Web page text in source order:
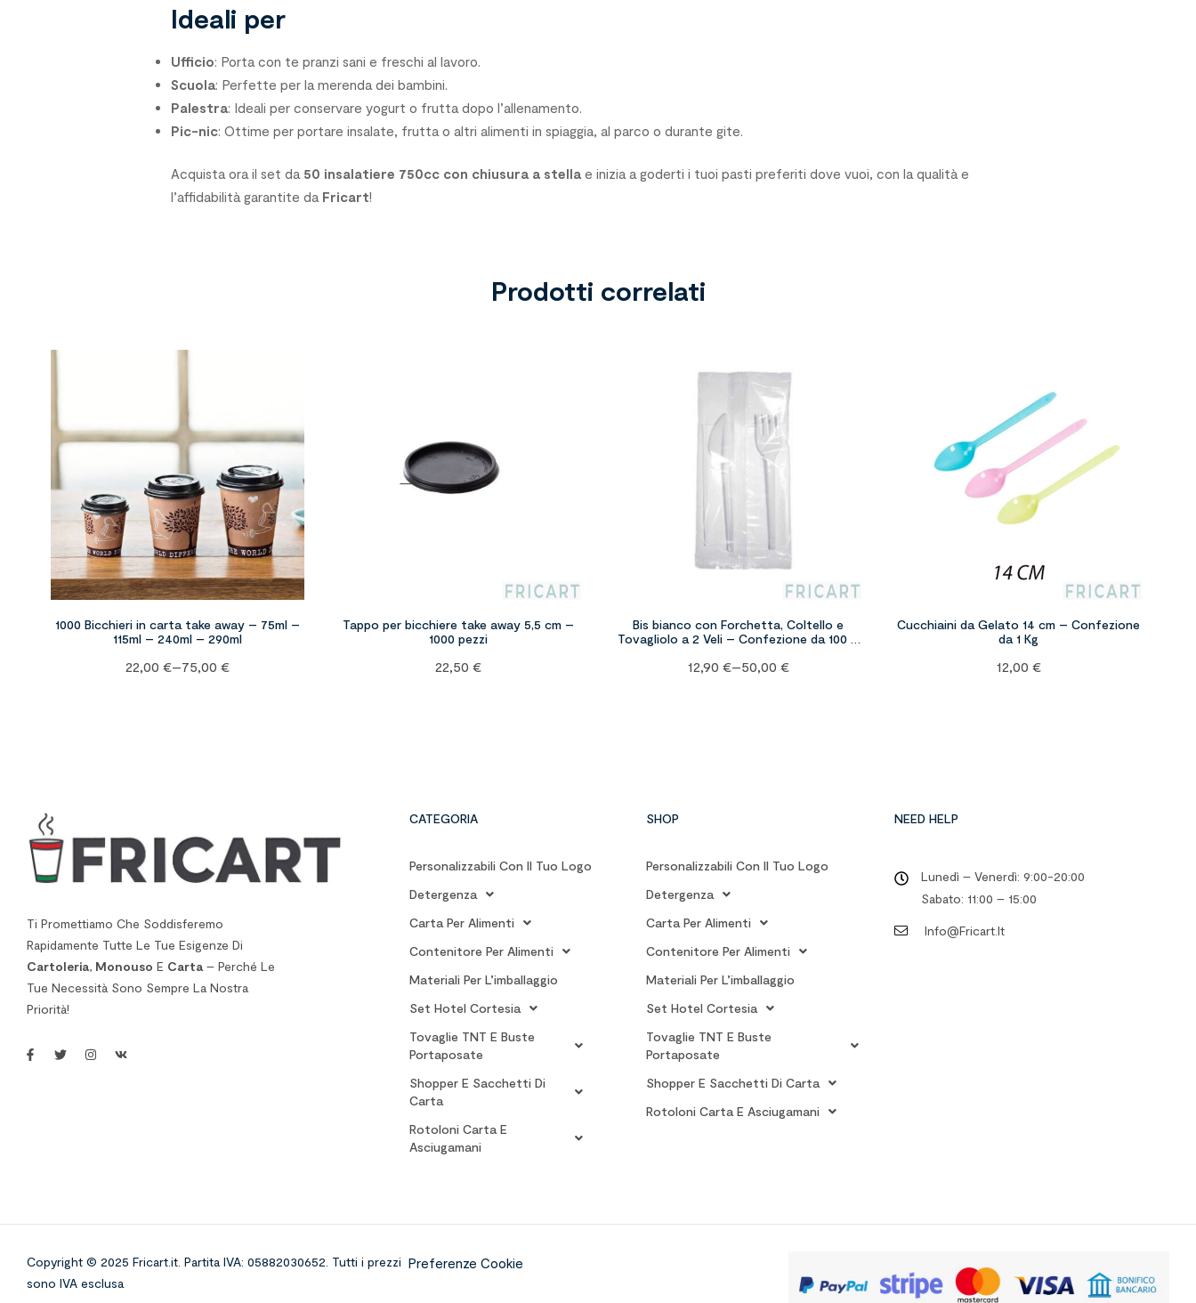
Ideali per
Ufficio: Porta con te pranzi sani e freschi al lavoro.
Scuola: Perfette per la merenda dei bambini.
Palestra: Ideali per conservare yogurt o frutta dopo l’allenamento.
Pic-nic: Ottime per portare insalate, frutta o altri alimenti in spiaggia, al parco o durante gite.
Acquista ora il set da 50 insalatiere 750cc con chiusura a stella e inizia a goderti i tuoi pasti preferiti dove vuoi, con la qualità e
l’affidabilità garantite da Fricart!
Prodotti correlati
1000 Bicchieri in carta take away – 75ml –
115ml – 240ml – 290ml
22,00 €–75,00 €
Tappo per bicchiere take away 5,5 cm –
1000 pezzi
22,50 €
Bis bianco con Forchetta, Coltello e
Tovagliolo a 2 Veli – Confezione da 100 –
12,90 €–50,00 €
Cucchiaini da Gelato 14 cm – Confezione
da 1 Kg
12,00 €
Ti Promettiamo Che Soddisferemo
Rapidamente Tutte Le Tue Esigenze Di
Cartoleria, Monouso E Carta – Perché Le
Tue Necessità Sono Sempre La Nostra
Priorità!
CATEGORIA
Personalizzabili Con Il Tuo Logo
Detergenza
Carta Per Alimenti
Contenitore Per Alimenti
Materiali Per L’imballaggio
Set Hotel Cortesia
Tovaglie TNT E Buste
Portaposate
Shopper E Sacchetti Di
Carta
Rotoloni Carta E
Asciugamani
SHOP
Personalizzabili Con Il Tuo Logo
Detergenza
Carta Per Alimenti
Contenitore Per Alimenti
Materiali Per L’imballaggio
Set Hotel Cortesia
Tovaglie TNT E Buste
Portaposate
Shopper E Sacchetti Di Carta
Rotoloni Carta E Asciugamani
NEED HELP
Lunedì – Venerdì: 9:00-20:00
Sabato: 11:00 – 15:00
Info@fricart.it
Copyright © 2025 Fricart.it Partita IVA: 05882030652. Tutti i prezzi
sono IVA esclusa
Preferenze Cookie